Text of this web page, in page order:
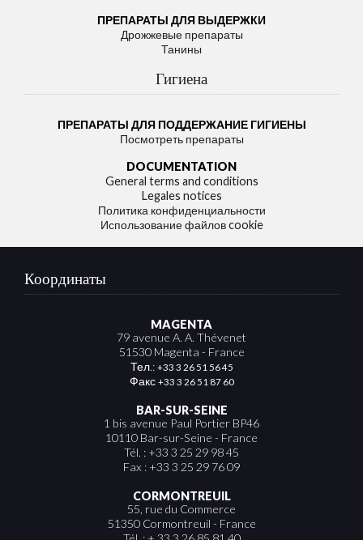
ПРЕПАРАТЫ ДЛЯ ВЫДЕРЖКИ
Дрожжевые препараты
Танины
Гигиена
ПРЕПАРАТЫ ДЛЯ ПОДДЕРЖАНИЕ ГИГИЕНЫ
Посмотреть препараты
DOCUMENTATION
General terms and conditions
Legales notices
Политика конфиденциальности
Использование файлов cookie
Координаты
MAGENTA
79 avenue A. A. Thévenet
51530 Magenta - France
Тел.: +33 3 26 51 56 45
Факс +33 3 26 51 87 60
BAR-SUR-SEINE
1 bis avenue Paul Portier BP46
10110 Bar-sur-Seine - France
Tél. : +33 3 25 29 98 45
Fax : +33 3 25 29 76 09
CORMONTREUIL
55, rue du Commerce
51350 Cormontreuil - France